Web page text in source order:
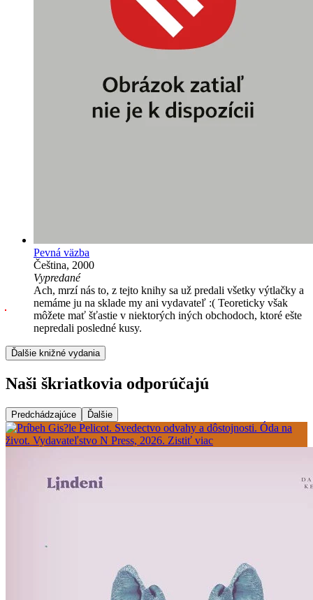
Pevná väzba
Čeština, 2000
Vypredané
Ach, mrzí nás to, z tejto knihy sa už predali všetky výtlačky a
nemáme ju na sklade my ani vydavateľ :( Teoreticky však
môžete mať šťastie v niektorých iných obchodoch, ktoré ešte
nepredali posledné kusy.
Ďalšie knižné vydania
Naši škriatkovia odporúčajú
Predchádzajúce Ďalšie